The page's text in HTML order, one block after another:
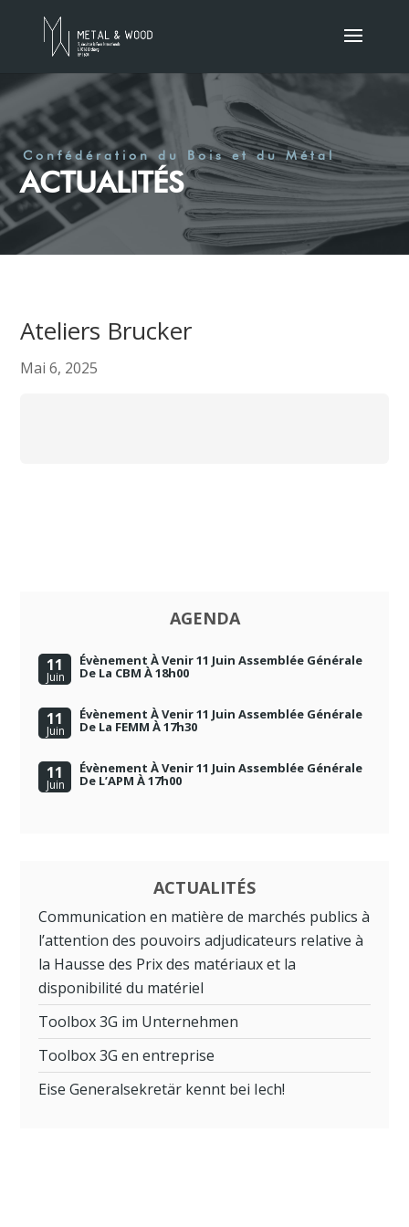
Confédération du Bois et du Métal
ACTUALITÉS
Ateliers Brucker
Mai 6, 2025
AGENDA
11
Juin
Évènement À Venir 11 Juin Assemblée Générale
De La CBM À 18h00
11
Juin
Évènement À Venir 11 Juin Assemblée Générale
De La FEMM À 17h30
11
Juin
Évènement À Venir 11 Juin Assemblée Générale
De L’APM À 17h00
ACTUALITÉS
Communication en matière de marchés publics à
l’attention des pouvoirs adjudicateurs relative à
la Hausse des Prix des matériaux et la
disponibilité du matériel
Toolbox 3G im Unternehmen
Toolbox 3G en entreprise
Eise Generalsekretär kennt bei Iech!